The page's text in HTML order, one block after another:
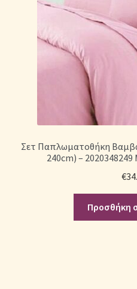
Σετ Παπλωματοθήκη
240cm) –
€
Προσθήκη